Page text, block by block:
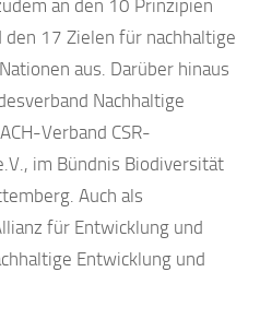
an den 10 Prinzipien
den 17 Zielen für nachhaltige
aus. Darüber hinaus
Nachhaltige
Verband CSR-
im Bündnis Biodiversität
Auch als
für Entwicklung und
Entwicklung und